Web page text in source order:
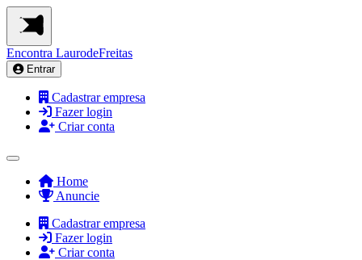
Encontra LaurodeFreitas
Entrar
Cadastrar empresa
Fazer login
Criar conta
Home
Anuncie
Cadastrar empresa
Fazer login
Criar conta